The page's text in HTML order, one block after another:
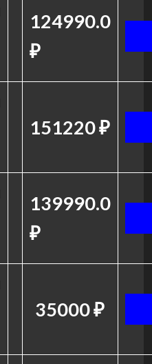
124990.0
₽
151220 ₽
139990.0
₽
35000 ₽